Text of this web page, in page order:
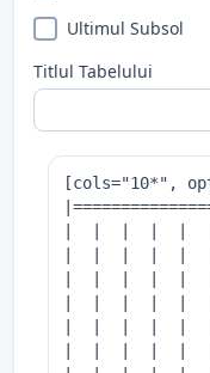
Ultimul Subsol
Titlul Tabelului